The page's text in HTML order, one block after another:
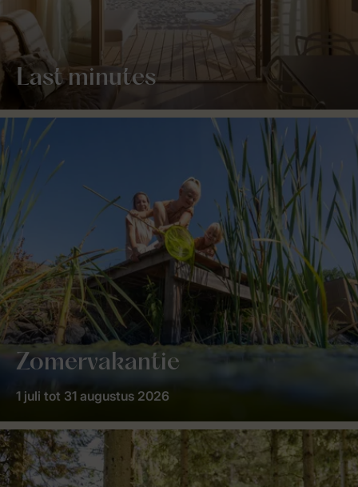
Last minutes
Zomervakantie
1 juli tot 31 augustus 2026